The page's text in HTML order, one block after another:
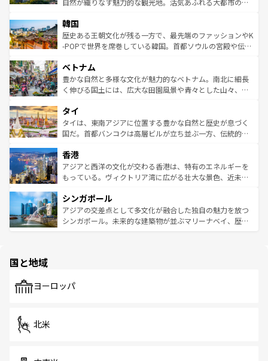
ワイを、存分に味わってほしい。 なお、新着のハワイ情報
はコンテンツ一覧を参照してほしい。
いる。アクティビティも充実しており、サーフィンやダイ
ビング、ハイキングなど、アウトドア好きにはたまらな
い。オーストラリアの多彩な魅力を存分に味わいつくそ
参照してほしい。
自然が織りなす魅力的な観光地。活気あふれる大都市の台
ン）、静ひつな山岳地帯である台湾東部など、都市の喧騒
と山間の静けさが共存しており、訪れる人に新しい発見と
驚きをもたらしてくれる。また、奥深い台湾の食文化も魅
容にもいいと評判のスイーツなど、バラエティ豊かな料理
が味わえる。 なお、新着の台湾情報は コンテンツ一覧を参
照してほしい。
韓国
歴史ある王朝文化が残る一方で、最先端のファッションやK
-POPで世界を席巻している韓国。首都ソウルの宮殿や伝統
き、地方に足を延ばせば四季折々の自然美を楽しむことが
できる。そして、キムチや焼肉、絶品のストリートフード
まで、さまざまな韓国料理が待っている。夜には、韓国な
リティに包まれながら、韓国の多彩な魅力を心ゆくまで味
わってみてほしい。 なお、新着の韓国情報はコンテンツ一
覧を参照してほしい。
ベトナム
豊かな自然と多様な文化が魅力的なベトナム。南北に細長
く伸びる国土には、広大な田園風景や青々とした山々、世
急速な発展と共に伝統が息づく。ハノイの古い町並みやホ
ーチミン市のフランス統治時代の建物も、独特の雰囲気を
醸し出している。また、バラエティの豊かさとおいしさで
とつ。フォーやバインミー、ベトナムコーヒーなどは、ぜ
ひ現地で味わいたい。どの地域を訪れてもあたたかい人々
が旅行者を迎えてくれるので、きっと忘れられない旅にな
参照してほしい。
タイ
タイは、東南アジアに位置する豊かな自然と歴史が息づく
国だ。首都バンコクは高層ビルが立ち並ぶ一方、伝統的な
の活気が交差している。北部ではチェンマイなどの山岳地
帯で自然と触れ合い、南部ではプーケットやクラビの美し
いビーチでリゾート気分を楽しむことができる。タイ料理
激する。気候は一年中温暖で、どの季節にも異なる楽しみ
が待っている。親しみやすいタイの人々、仏教を中心とし
た文化、そして多様な観光資源が、訪れる旅人を魅了し続
香港
アジアと西洋の文化が交わる香港は、特有のエネルギーを
もっている。ヴィクトリア湾に広がる壮大な景色、近未来
み、どこを訪れても感動するはず。観光スポットが密集し
ており、効率よく見どころを回れるのも魅力。息をのむよ
うな絶景から文化的な体験まで、香港を存分に楽しみ尽く
シンガポール
アジアの交差点として多文化が融合した独自の魅力を放つ
シンガポール。未来的な建築物が並ぶマリーナベイ、歴史
で、ホーカーズは地元の風情を楽しめる外せないスポット
国と地域
ヨーロッパ
北米